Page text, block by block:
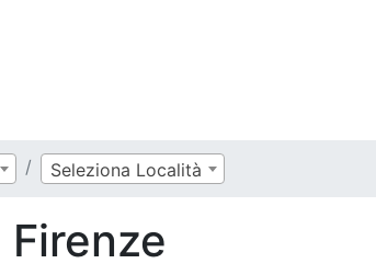
Seleziona Località